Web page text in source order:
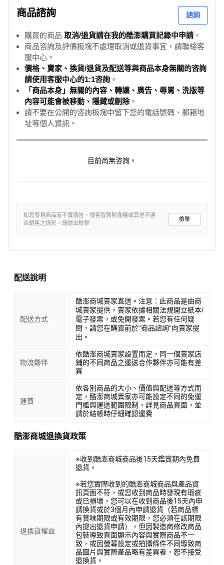
商品諮詢 諮詢
購買的商品 取消/退貨請在我的酷澎購買記錄中申請 。
商品咨詢及評價板塊不處理取消或退貨事宜，請聯絡客
服中心。
價格、賣家、換貨/退貨及配送等與商品本身無關的咨詢
請使用客服中心的1:1咨詢 。
「商品本身」無關的內容、轉讓、廣告、辱罵、洗版等
內容可能會被移動、隱藏或刪除。
請不要在公開的咨詢板塊中留下您的電話號碼、郵箱地
址等個人資訊。
目前尚無咨詢。
如您發現商品有不實廣告、侵害智慧財產權或其他不適
合銷售之情形，請提出檢舉
檢舉
配送說明
配送方式
酷澎商城賣家直送。注意：此商品是由商
城賣家提供，賣家依據相關法規開立紙本/
電子發票，或免開發票。若您有任何疑
問，請您在購買前於“商品諮詢”向賣家提
出。
物流夥伴
依酷澎商城賣家設置而定，同一個賣家店
鋪的不同商品之運送合作夥伴亦可能有差
異
運費
依各別商品的大小、價值與配送等方式而
定，酷澎商城賣家亦可能設定不同的免運
門檻與運送範圍限制，詳見商品頁面，並
請於結帳時仔細確認運費
酷澎商城退換貨政策
退換貨權益
※收到酷澎商城商品後15天鑑賞期內免費
退貨。
※若您實際收到的酷澎商城商品與產品資
訊頁面不符，或您收到商品時發現有瑕疵
或已損壞，您可以在收到商品後15天內申
請換貨或於3個月內申請退貨（若商品標
有賞味期限或有效期限，您必須在該期限
內提出退貨申請），但因製造商修改商品
包裝導致頁面顯示內容與實際商品不一
致，或因螢幕設定或拍攝條件不同導致商
品圖片與實際產品略有差異者，恕不接受
退換貨。